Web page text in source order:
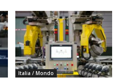
Italia / Mondo